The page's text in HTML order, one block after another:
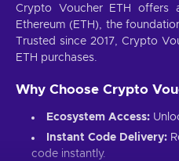
Crypto Voucher ETH offers
Ethereum (ETH), the
Trusted since 2017, Crypto
ETH purchases.
Why Choose Crypto
Ecosystem Access:
Instant Code Delivery:
code instantly.